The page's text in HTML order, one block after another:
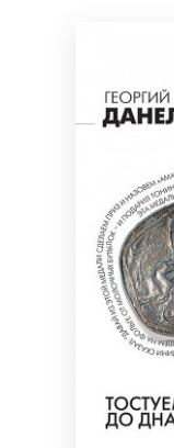
Bibliotekoms